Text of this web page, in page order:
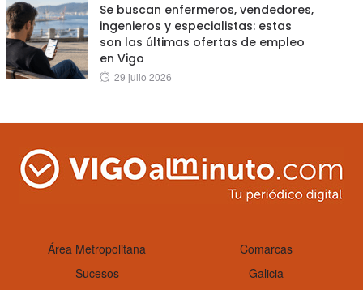
Se buscan enfermeros, vendedores,
ingenieros y especialistas: estas
son las últimas ofertas de empleo
en Vigo
Posted
29 julio 2026
Área Metropolitana
Comarcas
Sucesos
Galicia